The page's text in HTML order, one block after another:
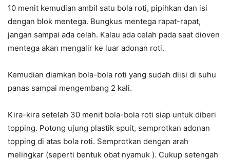
10 menit kemudian ambil satu bola roti, pipihkan dan isi
dengan blok mentega. Bungkus mentega rapat-rapat,
jangan sampai ada celah. Kalau ada celah pada saat dioven
mentega akan mengalir ke luar adonan roti.
Kemudian diamkan bola-bola roti yang sudah diisi di suhu
panas sampai mengembang 2 kali.
Kira-kira setelah 30 menit bola-bola roti siap untuk diberi
topping. Potong ujung plastik spuit, semprotkan adonan
topping di atas bola roti. Semprotkan dengan arah
melingkar (seperti bentuk obat nyamuk ). Cukup setengah